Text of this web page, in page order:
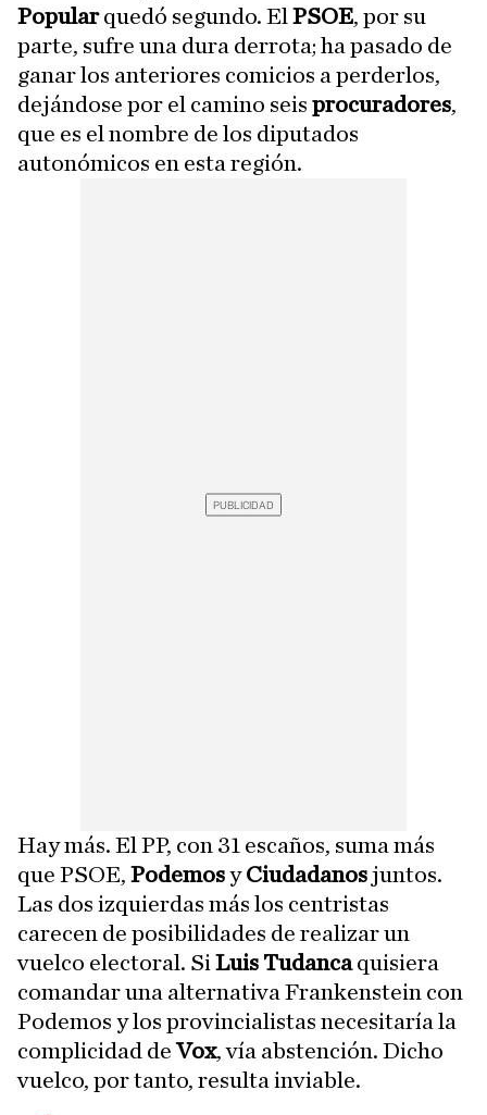
Popularquedó segundo. El PSOE, por su
parte, sufre una dura derrota; ha pasado de
ganar los anteriores comicios a perderlos,
dejándose por el camino seis procuradores,
que es el nombre de los diputados
autonómicos en esta región.
Hay más. El PP, con 31 escaños, suma más
que PSOE, PodemosyCiudadanosjuntos.
Las dos izquierdas más los centristas
carecen de posibilidades de realizar un
vuelco electoral. Si Luis Tudancaquisiera
comandar una alternativa Frankenstein con
Podemos y los provincialistas necesitaría la
complicidad deVox, vía abstención. Dicho
vuelco, por tanto, resulta inviable.